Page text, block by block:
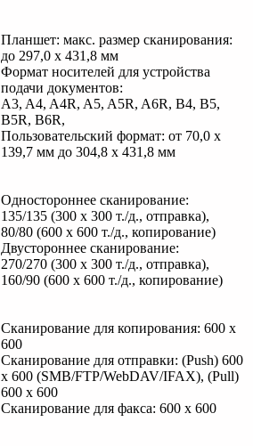
Планшет: макс. размер сканирования:
до 297,0 x 431,8 мм
Формат носителей для устройства
подачи документов:
A3, A4, A4R, A5, A5R, A6R, B4, B5,
B5R, B6R,
Пользовательский формат: от 70,0 x
139,7 мм до 304,8 x 431,8 мм
Одностороннее сканирование:
135/135 (300 x 300 т./д., отправка),
80/80 (600 x 600 т./д., копирование)
Двустороннее сканирование:
270/270 (300 x 300 т./д., отправка),
160/90 (600 x 600 т./д., копирование)
Сканирование для копирования: 600 x
600
Сканирование для отправки: (Push) 600
x 600 (SMB/FTP/WebDAV/IFAX), (Pull)
600 x 600
Сканирование для факса: 600 x 600